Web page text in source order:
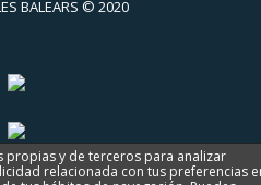
BALEARS © 2020
propias y de terceros para analizar
relacionada con tus preferencias